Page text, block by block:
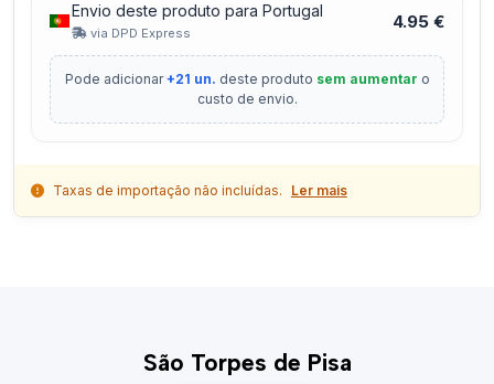
Envio deste produto para Portugal
via DPD Express
4.95 €
Pode adicionar+21 un. deste produto sem aumentar o
custo de envio.
Taxas de importação não incluídas. Ler mais
São Torpes de Pisa